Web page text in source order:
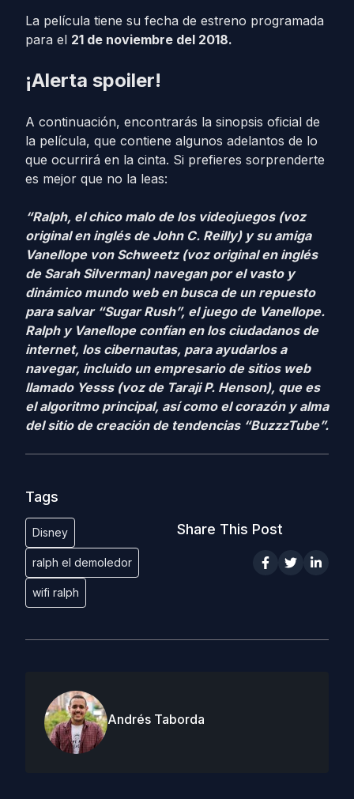
La película tiene su fecha de estreno programada
para el 21 de noviembre del 2018.
¡Alerta spoiler!
A continuación, encontrarás la sinopsis oficial de
la película, que contiene algunos adelantos de lo
que ocurrirá en la cinta. Si prefieres sorprenderte
es mejor que no la leas:
“Ralph, el chico malo de los videojuegos (voz
original en inglés de John C. Reilly) y su amiga
Vanellope von Schweetz (voz original en inglés
de Sarah Silverman) navegan por el vasto y
dinámico mundo web en busca de un repuesto
para salvar “Sugar Rush”, el juego de Vanellope.
Ralph y Vanellope confían en los ciudadanos de
internet, los cibernautas, para ayudarlos a
navegar, incluido un empresario de sitios web
llamado Yesss (voz de Taraji P. Henson), que es
el algoritmo principal, así como el corazón y alma
del sitio de creación de tendencias “BuzzzTube”.
Tags
Disney
ralph el demoledor
wifi ralph
Share This Post
Andrés Taborda